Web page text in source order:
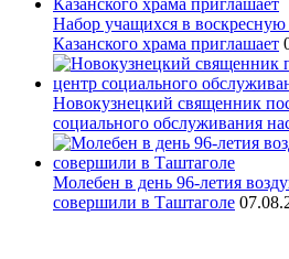
Набор учащихся в
Казанского храма приглашает
Новокузнецкий священник
социального обслуживания
Молебен в день 96-летия
совершили в Таштаголе